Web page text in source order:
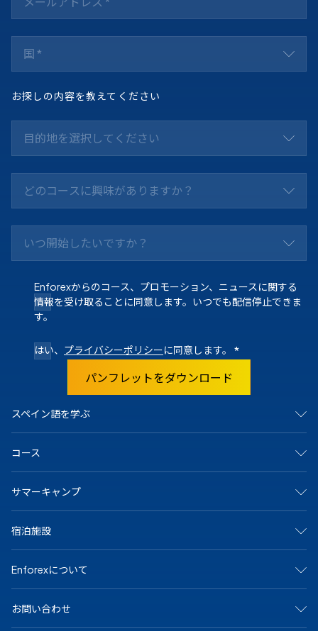
スペイン語を学ぶ
マドリード
カディス
マルベーリャ
テネリフェ
メキシコで
プラヤ・デル・カルメン
コース
サマーキャンプ
オンラインコース
スペイン語の認定資格
サマーキャンプ
バルセロナビーチキャンプ
マルベーラ中心キャンプ
サラマンカキャンプ
宿泊施設
学生寮
Enforexについて
なぜEnforexか
お問い合わせ
国 *
お探しの内容を教えてください
目的地を選択してください
どのコースに興味がありますか？
いつ開始したいですか？
Enforexからのコース、プロモーション、ニュースに関する
情報を受け取ることに同意します。いつでも配信停止できま
す。
はい、 プライバシーポリシーに同意します。
*
パンフレットをダウンロード